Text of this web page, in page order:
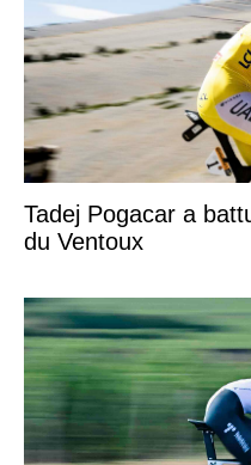
Tadej Pogacar a
du Ventoux